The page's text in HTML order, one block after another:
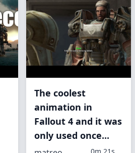
The coolest
animation in
Fallout 4 and it was
only used once...